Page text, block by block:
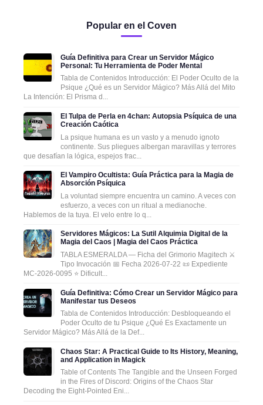
Popular en el Coven
Guía Definitiva para Crear un Servidor Mágico
Personal: Tu Herramienta de Poder Mental
Tabla de Contenidos Introducción: El Poder Oculto de la
Psique ¿Qué es un Servidor Mágico? Más Allá del Mito
La Intención: El Prisma d...
El Tulpa de Perla en 4chan: Autopsia Psíquica de una
Creación Caótica
La psique humana es un vasto y a menudo ignoto
continente. Sus pliegues albergan maravillas y terrores
que desafían la lógica, espejos frac...
El Vampiro Ocultista: Guía Práctica para la Magia de
Absorción Psíquica
La voluntad siempre encuentra un camino. A veces con
esfuerzo, a veces con un ritual a medianoche.
Hablemos de la tuya. El velo entre lo q...
Servidores Mágicos: La Sutil Alquimia Digital de la
Magia del Caos | Magia del Caos Práctica
TABLA ESMERALDA — Ficha del Grimorio Magitech ⚔️
Tipo Invocación 📅 Fecha 2026-07-22 📜 Expediente
MC-2026-0095 ⭐ Dificult...
Guía Definitiva: Cómo Crear un Servidor Mágico para
Manifestar tus Deseos
Tabla de Contenidos Introducción: Desbloqueando el
Poder Oculto de tu Psique ¿Qué Es Exactamente un
Servidor Mágico? Más Allá de la Def...
Chaos Star: A Practical Guide to Its History, Meaning,
and Application in Magick
Table of Contents The Tangible and the Unseen Forged
in the Fires of Discord: Origins of the Chaos Star
Decoding the Eight-Pointed Eni...